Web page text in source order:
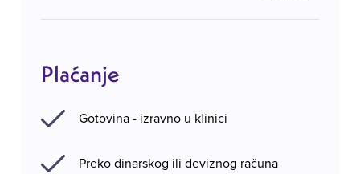
Plaćanje
Gotovina - izravno u klinici
Preko dinarskog ili deviznog računa